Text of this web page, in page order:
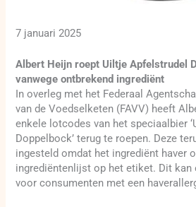
7 januari 2025
Albert Heijn roept Uiltje Apfelstrudel
vanwege ontbrekend ingrediënt
In overleg met het Federaal
van de Voedselketen (FAVV) heeft
enkele lotcodes van het speciaalbier
Doppelbock’ terug te roepen. Deze
ingesteld omdat het ingrediënt haver
ingrediëntenlijst op het etiket. Dit kan
voor consumenten met een